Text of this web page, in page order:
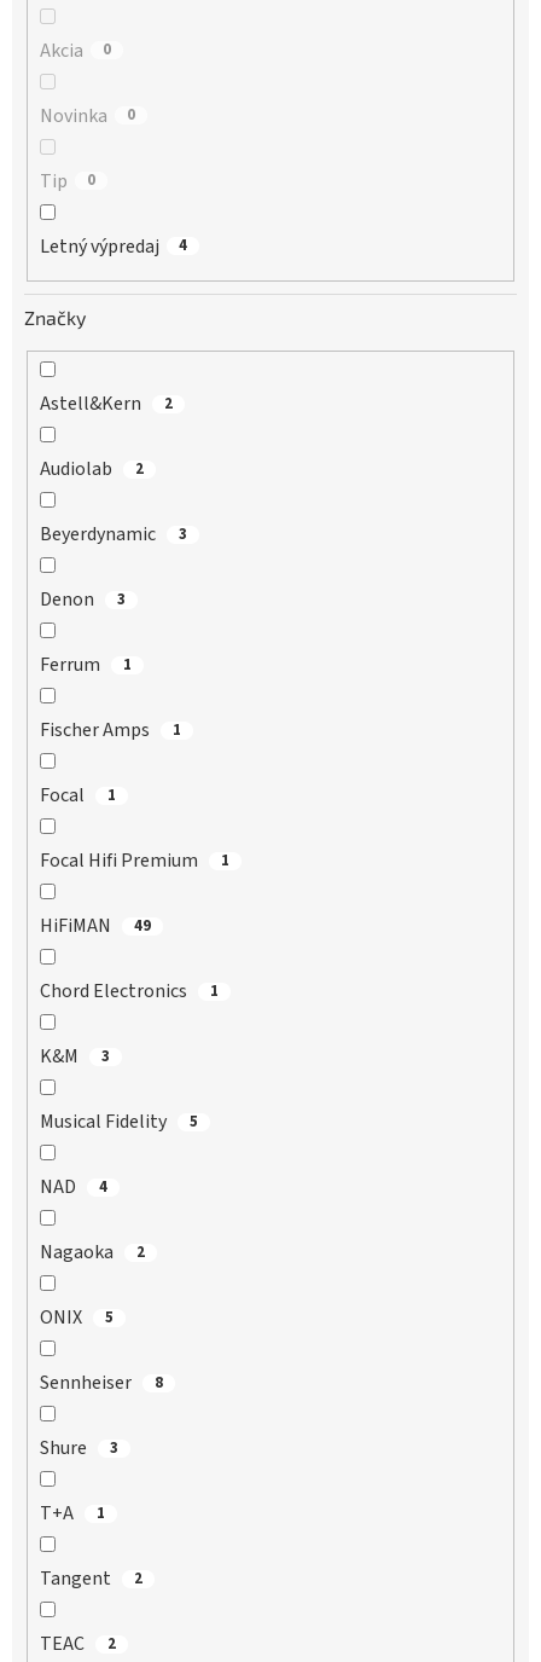
Akcia 0
Novinka 0
Tip 0
Letný výpredaj 4
Značky
Astell&Kern 2
Audiolab 2
Beyerdynamic 3
Denon 3
Ferrum 1
Fischer Amps 1
Focal 1
Focal Hifi Premium 1
HiFiMAN 49
Chord Electronics 1
K&M 3
Musical Fidelity 5
NAD 4
Nagaoka 2
ONIX 5
Sennheiser 8
Shure 3
T+A 1
Tangent 2
TEAC 2